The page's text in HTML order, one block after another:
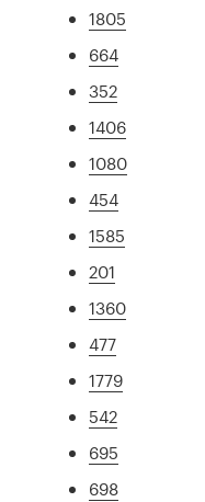
1805
664
352
1406
1080
454
1585
201
1360
477
1779
542
695
698